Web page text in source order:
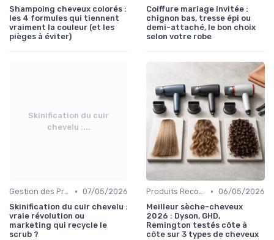
Shampoing cheveux colorés :
les 4 formules qui tiennent
vraiment la couleur (et les
pièges à éviter)
Coiffure mariage invitée :
chignon bas, tresse épi ou
demi-attaché, le bon choix
selon votre robe
Skinification du cuir
chevelu :...
Gestion des Problèmes Capillaires • 07/05/2026
Skinification du cuir chevelu :
vraie révolution ou
marketing qui recycle le
scrub ?
Produits Recommandés • 06/05/2026
Meilleur sèche-cheveux
2026 : Dyson, GHD,
Remington testés côte à
côte sur 3 types de cheveux